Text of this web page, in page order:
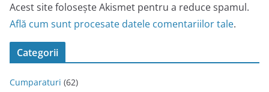
Acest site folosește Akismet pentru a reduce spamul.
Află cum sunt procesate datele comentariilor tale.
Categorii
Cumparaturi (62)